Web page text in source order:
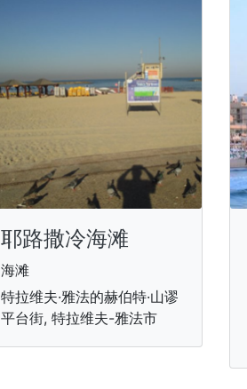
耶路撒冷海滩
海滩
特拉维夫·雅法的赫伯特·山谬
平台街, 特拉维夫-雅法市